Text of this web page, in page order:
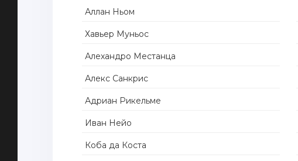
Аллан Ньом
Хавьер Муньос
Алехандро Местанца
Алекс Санкрис
Адриан Рикельме
Иван Нейо
Коба да Коста